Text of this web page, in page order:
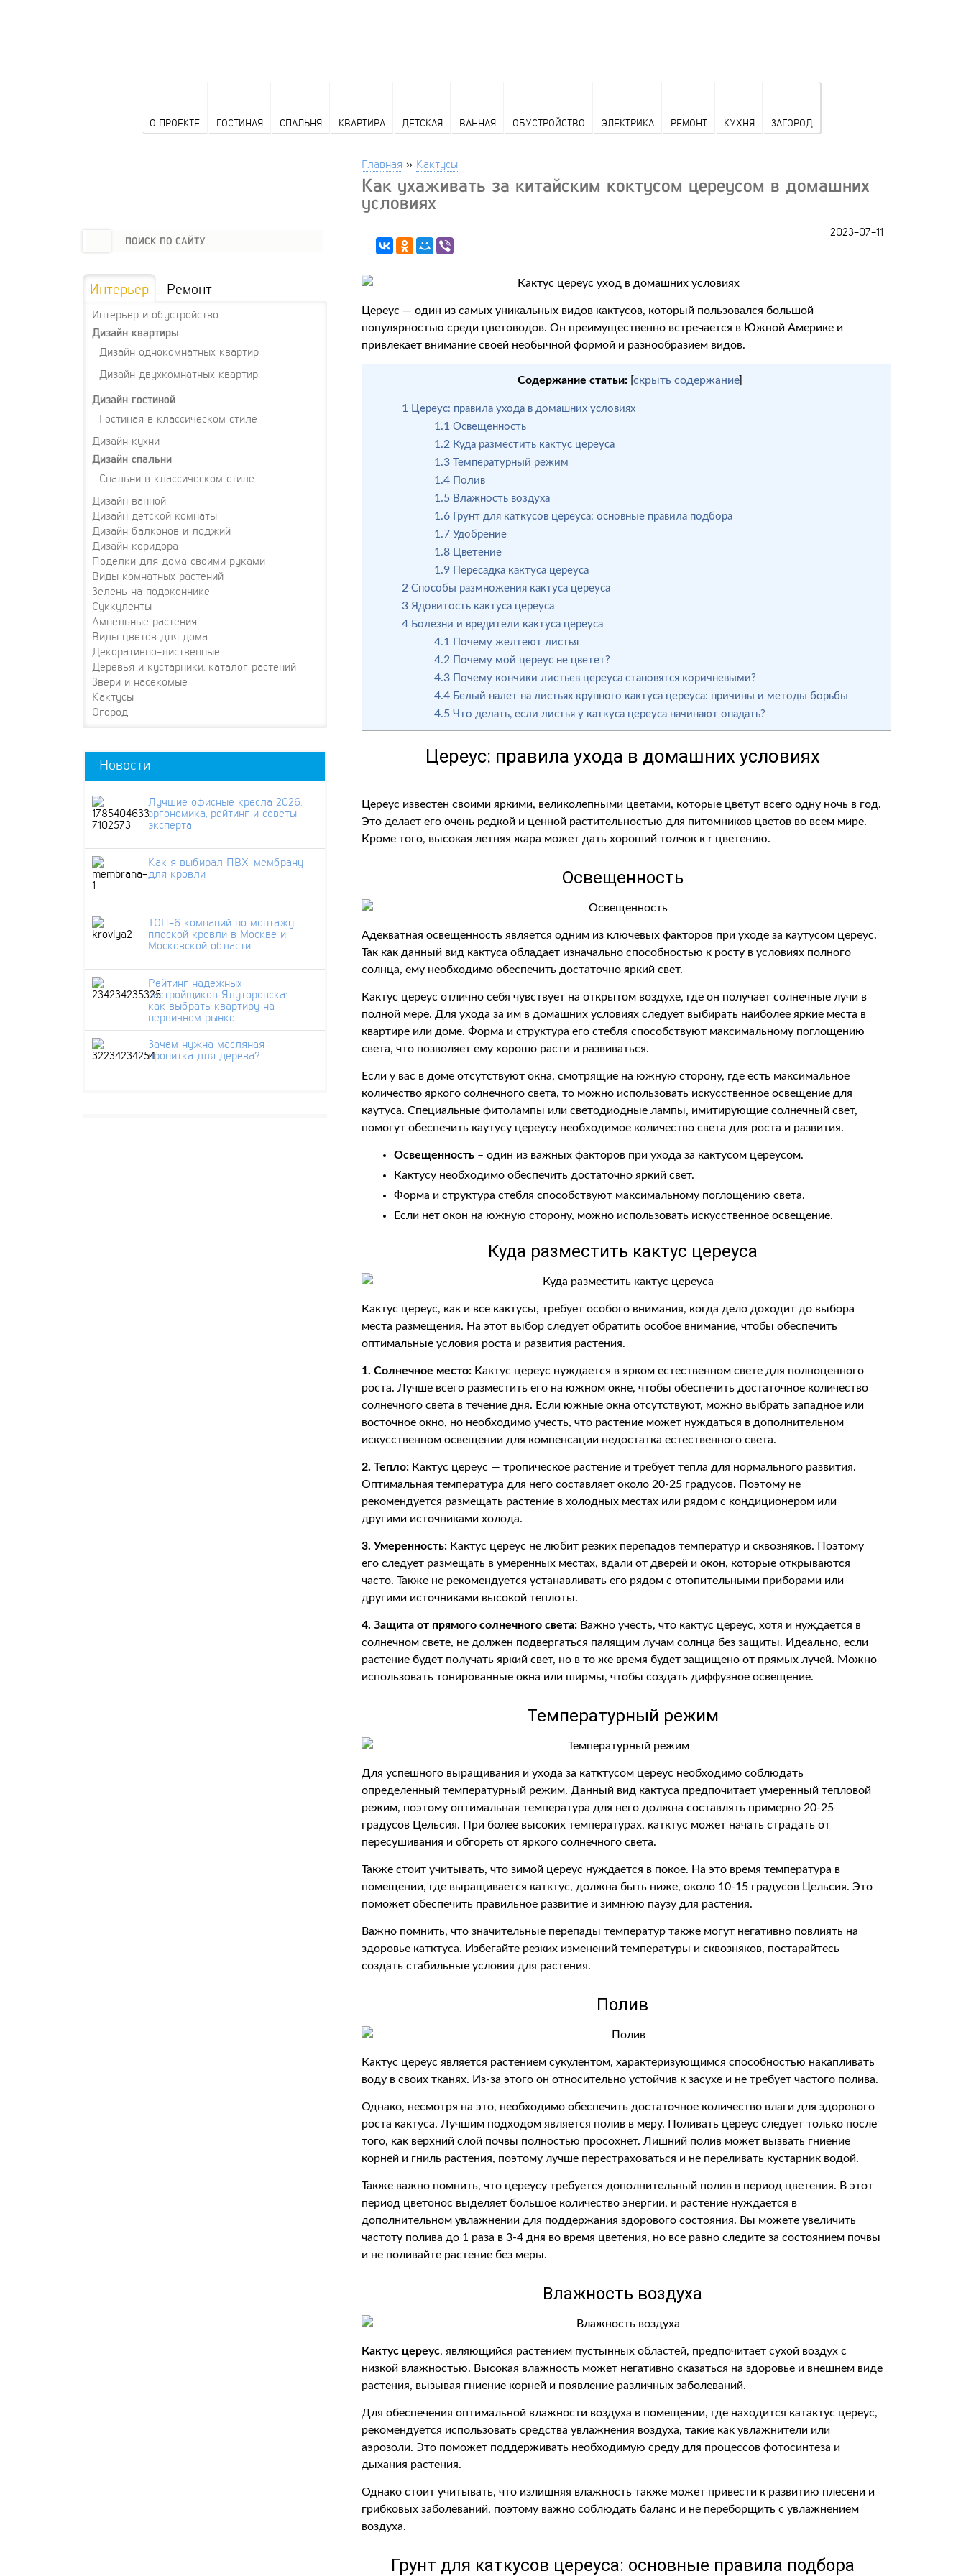
О ПРОЕКТЕ ГОСТИНАЯ СПАЛЬНЯ КВАРТИРА ДЕТСКАЯ ВАННАЯ ОБУСТРОЙСТВО ЭЛЕКТРИКА РЕМОНТ КУХНЯ ЗАГОРОД
Главная » Кактусы
Как ухаживать за китайским коктусом цереусом в домашних
условиях
2023-07-11
Цереус — один из самых уникальных видов кактусов, который пользовался большой
популярностью среди цветоводов. Он преимущественно встречается в Южной Америке и
привлекает внимание своей необычной формой и разнообразием видов.
Содержание статьи: [скрыть содержание]
1 Цереус: правила ухода в домашних условиях
1.1 Освещенность
1.2 Куда разместить кактус цереуса
1.3 Температурный режим
1.4 Полив
1.5 Влажность воздуха
1.6 Грунт для каткусов цереуса: основные правила подбора
1.7 Удобрение
1.8 Цветение
1.9 Пересадка кактуса цереуса
2 Способы размножения кактуса цереуса
3 Ядовитость кактуса цереуса
4 Болезни и вредители кактуса цереуса
4.1 Почему желтеют листья
4.2 Почему мой цереус не цветет?
4.3 Почему кончики листьев цереуса становятся коричневыми?
4.4 Белый налет на листьях крупного кактуса цереуса: причины и методы борьбы
4.5 Что делать, если листья у каткуса цереуса начинают опадать?
Цереус: правила ухода в домашних условиях
Цереус известен своими яркими, великолепными цветами, которые цветут всего одну ночь в год.
Это делает его очень редкой и ценной растительностью для питомников цветов во всем мире.
Кроме того, высокая летняя жара может дать хороший толчок к r цветению.
Освещенность
Адекватная освещенность является одним из ключевых факторов при уходе за каутусом цереус.
Так как данный вид кактуса обладает изначально способностью к росту в условиях полного
солнца, ему необходимо обеспечить достаточно яркий свет.
Кактус цереус отлично себя чувствует на открытом воздухе, где он получает солнечные лучи в
полной мере. Для ухода за им в домашних условиях следует выбирать наиболее яркие места в
квартире или доме. Форма и структура его стебля способствуют максимальному поглощению
света, что позволяет ему хорошо расти и развиваться.
Если у вас в доме отсутствуют окна, смотрящие на южную сторону, где есть максимальное
количество яркого солнечного света, то можно использовать искусственное освещение для
каутуса. Специальные фитолампы или светодиодные лампы, имитирующие солнечный свет,
помогут обеспечить каутусу цереусу необходимое количество света для роста и развития.
Освещенность – один из важных факторов при ухода за кактусом цереусом.
Кактусу необходимо обеспечить достаточно яркий свет.
Форма и структура стебля способствуют максимальному поглощению света.
Если нет окон на южную сторону, можно использовать искусственное освещение.
Куда разместить кактус цереуса
Кактус цереус, как и все кактусы, требует особого внимания, когда дело доходит до выбора
места размещения. На этот выбор следует обратить особое внимание, чтобы обеспечить
оптимальные условия роста и развития растения.
1. Солнечное место: Кактус цереус нуждается в ярком естественном свете для полноценного
роста. Лучше всего разместить его на южном окне, чтобы обеспечить достаточное количество
солнечного света в течение дня. Если южные окна отсутствуют, можно выбрать западное или
восточное окно, но необходимо учесть, что растение может нуждаться в дополнительном
искусственном освещении для компенсации недостатка естественного света.
2. Тепло: Кактус цереус — тропическое растение и требует тепла для нормального развития.
Оптимальная температура для него составляет около 20-25 градусов. Поэтому не
рекомендуется размещать растение в холодных местах или рядом с кондиционером или
другими источниками холода.
3. Умеренность: Кактус цереус не любит резких перепадов температур и сквозняков. Поэтому
его следует размещать в умеренных местах, вдали от дверей и окон, которые открываются
часто. Также не рекомендуется устанавливать его рядом с отопительными приборами или
другими источниками высокой теплоты.
4. Защита от прямого солнечного света: Важно учесть, что кактус цереус, хотя и нуждается в
солнечном свете, не должен подвергаться палящим лучам солнца без защиты. Идеально, если
растение будет получать яркий свет, но в то же время будет защищено от прямых лучей. Можно
использовать тонированные окна или ширмы, чтобы создать диффузное освещение.
Температурный режим
Для успешного выращивания и ухода за катктусом цереус необходимо соблюдать
определенный температурный режим. Данный вид кактуса предпочитает умеренный тепловой
режим, поэтому оптимальная температура для него должна составлять примерно 20-25
градусов Цельсия. При более высоких температурах, катктус может начать страдать от
пересушивания и обгореть от яркого солнечного света.
Также стоит учитывать, что зимой цереус нуждается в покое. На это время температура в
помещении, где выращивается катктус, должна быть ниже, около 10-15 градусов Цельсия. Это
поможет обеспечить правильное развитие и зимнюю паузу для растения.
Важно помнить, что значительные перепады температур также могут негативно повлиять на
здоровье катктуса. Избегайте резких изменений температуры и сквозняков, постарайтесь
создать стабильные условия для растения.
Полив
Кактус цереус является растением сукулентом, характеризующимся способностью накапливать
воду в своих тканях. Из-за этого он относительно устойчив к засухе и не требует частого полива.
Однако, несмотря на это, необходимо обеспечить достаточное количество влаги для здорового
роста кактуса. Лучшим подходом является полив в меру. Поливать цереус следует только после
того, как верхний слой почвы полностью просохнет. Лишний полив может вызвать гниение
корней и гниль растения, поэтому лучше перестраховаться и не переливать кустарник водой.
Также важно помнить, что цереусу требуется дополнительный полив в период цветения. В этот
период цветонос выделяет большое количество энергии, и растение нуждается в
дополнительном увлажнении для поддержания здорового состояния. Вы можете увеличить
частоту полива до 1 раза в 3-4 дня во время цветения, но все равно следите за состоянием почвы
и не поливайте растение без меры.
Влажность воздуха
Кактус цереус, являющийся растением пустынных областей, предпочитает сухой воздух с
низкой влажностью. Высокая влажность может негативно сказаться на здоровье и внешнем виде
растения, вызывая гниение корней и появление различных заболеваний.
Для обеспечения оптимальной влажности воздуха в помещении, где находится катактус цереус,
рекомендуется использовать средства увлажнения воздуха, такие как увлажнители или
аэрозоли. Это поможет поддерживать необходимую среду для процессов фотосинтеза и
дыхания растения.
Однако стоит учитывать, что излишняя влажность также может привести к развитию плесени и
грибковых заболеваний, поэтому важно соблюдать баланс и не переборщить с увлажнением
воздуха.
Грунт для каткусов цереуса: основные правила подбора
Интерьер Ремонт
Интерьер и обустройство
Дизайн квартиры
Дизайн однокомнатных квартир
Дизайн двухкомнатных квартир
Дизайн гостиной
Гостиная в классическом стиле
Дизайн кухни
Дизайн спальни
Спальни в классическом стиле
Дизайн ванной
Дизайн детской комнаты
Дизайн балконов и лоджий
Дизайн коридора
Поделки для дома своими руками
Виды комнатных растений
Зелень на подоконнике
Суккуленты
Ампельные растения
Виды цветов для дома
Декоративно-лиственные
Деревья и кустарники: каталог растений
Звери и насекомые
Кактусы
Огород
Новости
Лучшие офисные кресла 2026:
эргономика, рейтинг и советы
эксперта
Как я выбирал ПВХ-мембрану
для кровли
ТОП-6 компаний по монтажу
плоской кровли в Москве и
Московской области
Рейтинг надежных
застройщиков Ялуторовска:
как выбрать квартиру на
первичном рынке
Зачем нужна масляная
пропитка для дерева?